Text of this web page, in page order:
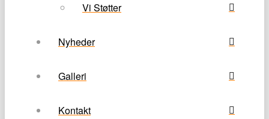
Vi Støtter
Nyheder
Galleri
Kontakt